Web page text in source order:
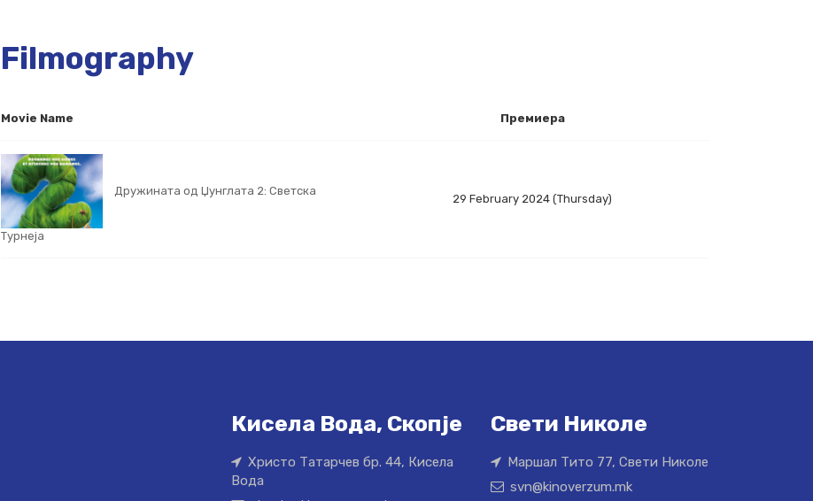
Filmography
Movie Name Премиера
Дружината од Џунглата 2: Светска
Турнеја
29 February 2024 (Thursday)
Кисела Вода, Скопје
Христо Татарчев бр. 44, Кисела
Вода
Свети Николе
Маршал Тито 77, Свети Николе
svn@kinoverzum.mk